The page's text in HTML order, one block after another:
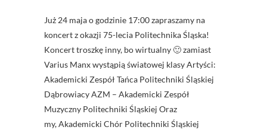
Już 24 maja o godzinie 17:00 zapraszamy na
koncert z okazji 75-lecia Politechnika Śląska!
Koncert troszkę inny, bo wirtualny 🙂 zamiast
Varius Manx wystąpią światowej klasy Artyści:
Akademicki Zespół Tańca Politechniki Śląskiej
Dąbrowiacy AZM – Akademicki Zespół
Muzyczny Politechniki Śląskiej Oraz
my, Akademicki Chór Politechniki Śląskiej